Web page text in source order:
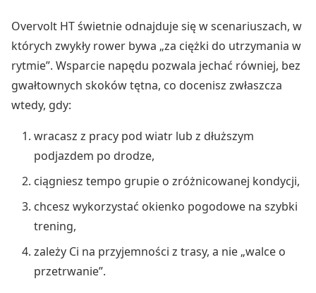
Overvolt HT świetnie odnajduje się w scenariuszach, w
których zwykły rower bywa „za ciężki do utrzymania w
rytmie”. Wsparcie napędu pozwala jechać równiej, bez
gwałtownych skoków tętna, co docenisz zwłaszcza
wtedy, gdy:
wracasz z pracy pod wiatr lub z dłuższym
podjazdem po drodze,
ciągniesz tempo grupie o zróżnicowanej kondycji,
chcesz wykorzystać okienko pogodowe na szybki
trening,
zależy Ci na przyjemności z trasy, a nie „walce o
przetrwanie”.